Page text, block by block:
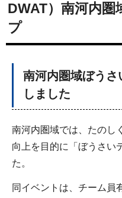
DWAT）南河内
プ
南河内圏域ぼう
しました
南河内圏域では、たのし
向上を目的に「ぼうさい
た。
同イベントは、チーム員